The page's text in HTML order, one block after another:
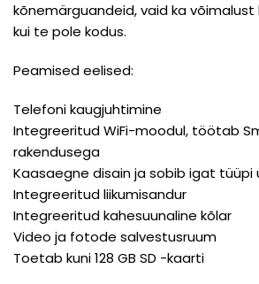
kõnemärguandeid, vaid ka võimalust
kui te pole kodus.
Peamised eelised:
Telefoni kaugjuhtimine
Integreeritud WiFi-moodul, töötab
rakendusega
Kaasaegne disain ja sobib igat tüüpi
Integreeritud liikumisandur
Integreeritud kahesuunaline kõlar
Video ja fotode salvestusruum
Toetab kuni 128 GB SD -kaarti